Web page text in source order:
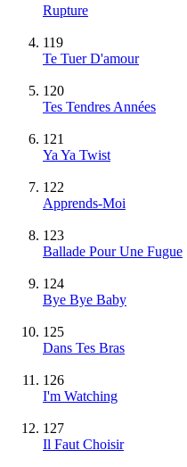
Rupture
119
Te Tuer D'amour
120
Tes Tendres Années
121
Ya Ya Twist
122
Apprends-Moi
123
Ballade Pour Une Fugue
124
Bye Bye Baby
125
Dans Tes Bras
126
I'm Watching
127
Il Faut Choisir